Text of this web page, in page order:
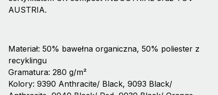
AUSTRIA.
Materiał: 50% bawełna organiczna, 50% poliester z
recyklingu
Gramatura: 280 g/m²
Kolory: 9390 Anthracite/ Black, 9093 Black/